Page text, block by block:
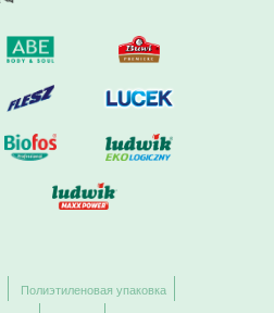
Полиэтиленовая упаковка